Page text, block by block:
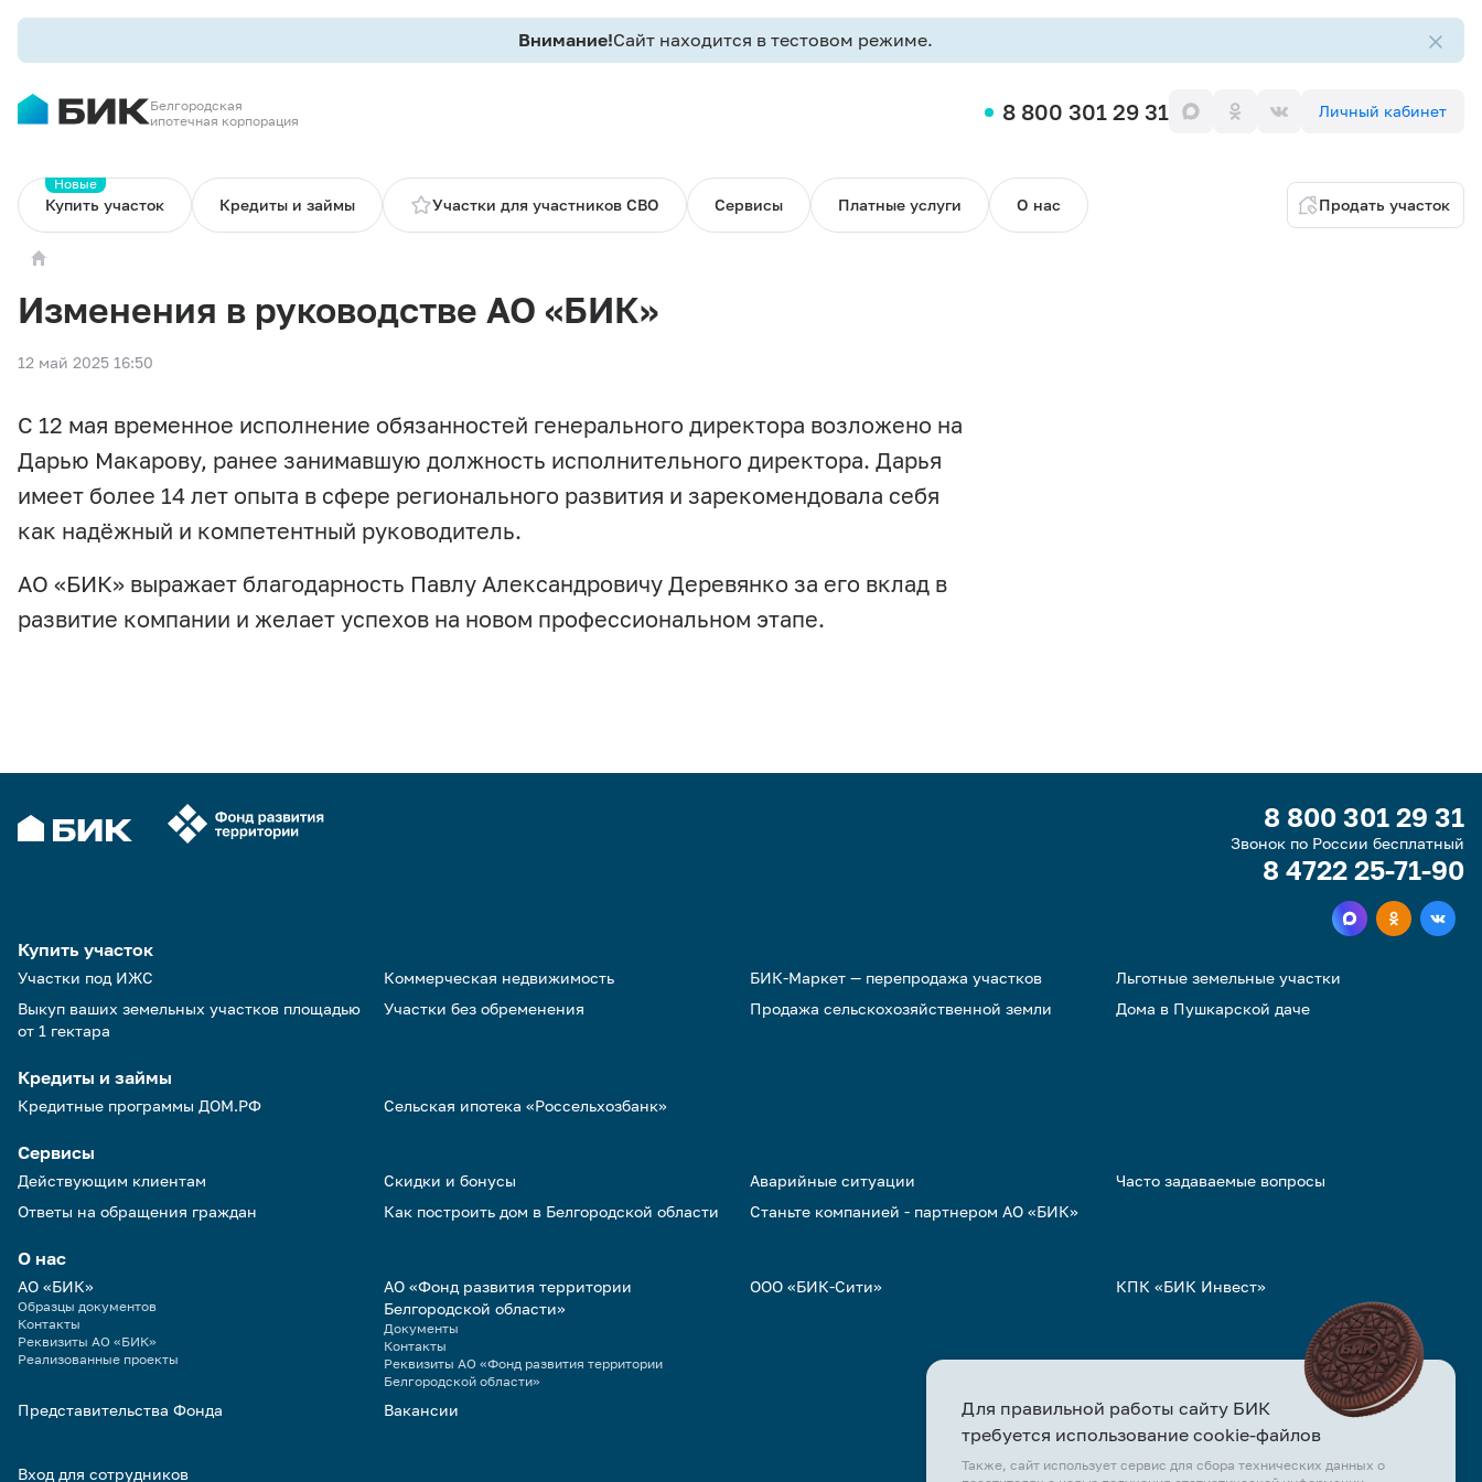
Внимание!Сайт находится в тестовом режиме.
Белгородская
ипотечная корпорация
8 800 301 29 31 Личный кабинет
Купить участок
Новые
Кредиты и займы Участки для участников СВО Сервисы Платные услуги О нас Продать участок
Изменения в руководстве АО «БИК»
12 май 2025 16:50
С 12 мая временное исполнение обязанностей генерального директора возложено на
Дарью Макарову, ранее занимавшую должность исполнительного директора. Дарья
имеет более 14 лет опыта в сфере регионального развития и зарекомендовала себя
как надёжный и компетентный руководитель.
АО «БИК» выражает благодарность Павлу Александровичу Деревянко за его вклад в
развитие компании и желает успехов на новом профессиональном этапе.
8 800 301 29 31
Звонок по России бесплатный
8 4722 25-71-90
Купить участок
Участки под ИЖС Коммерческая недвижимость БИК-Маркет — перепродажа участков
Льготные земельные участки
Выкуп ваших земельных участков площадью
от 1 гектара
Участки без обременения Продажа сельскохозяйственной земли Дома в Пушкарской даче
Кредиты и займы
Кредитные программы ДОМ.РФ Сельская ипотека «Россельхозбанк»
Сервисы
Действующим клиентам Скидки и бонусы Аварийные ситуации
Часто задаваемые вопросы
Ответы на обращения граждан
Как построить дом в Белгородской области Станьте компанией - партнером АО «БИК»
О нас
АО «БИК»
Образцы документов
Контакты
Реквизиты АО «БИК»
Реализованные проекты
АО «Фонд развития территории
Белгородской области»
Документы
Контакты
Реквизиты АО «Фонд развития территории
Белгородской области»
ООО «БИК-Сити» КПК «БИК Инвест»
Представительства Фонда Вакансии
Вход для сотрудников
Для правильной работы сайту БИК
требуется использование cookie-файлов
Также, сайт использует сервис для сбора технических данных о